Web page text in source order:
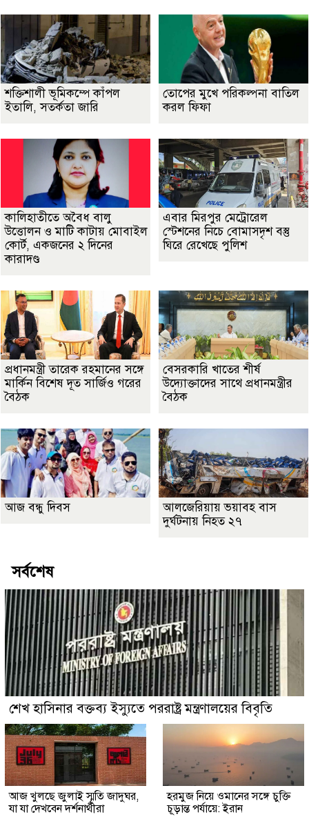
শক্তিশালী ভূমিকম্পে কাঁপল
ইতালি, সতর্কতা জারি
তোপের মুখে পরিকল্পনা বাতিল
করল ফিফা
কালিহাতীতে অবৈধ বালু
উত্তোলন ও মাটি কাটায় মোবাইল
কোর্ট, একজনের ২ দিনের
কারাদণ্ড
এবার মিরপুর মেট্রোরেল
স্টেশনের নিচে বোমাসদৃশ বস্তু
ঘিরে রেখেছে পুলিশ
প্রধানমন্ত্রী তারেক রহমানের সঙ্গে
মার্কিন বিশেষ দূত সার্জিও গরের
বৈঠক
বেসরকারি খাতের শীর্ষ
উদ্যোক্তাদের সাথে প্রধানমন্ত্রীর
বৈঠক
আজ বন্ধু দিবস
আলজেরিয়ায় ভয়াবহ বাস
দুর্ঘটনায় নিহত ২৭
সর্বশেষ
শেখ হাসিনার বক্তব্য ইস্যুতে পররাষ্ট্র মন্ত্রণালয়ের বিবৃতি
আজ খুলছে জুলাই স্মৃতি জাদুঘর,
যা যা দেখবেন দর্শনার্থীরা
হরমুজ নিয়ে ওমানের সঙ্গে চুক্তি
চূড়ান্ত পর্যায়ে: ইরান